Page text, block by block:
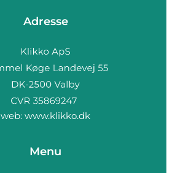
Adresse
web: www.klikko.dk
Menu